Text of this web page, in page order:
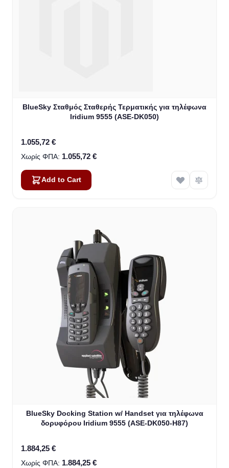
BlueSky Σταθμός Σταθερής Τερματικής για τηλέφωνα
Iridium 9555 (ASE-DK050)
1.055,72 €
1.055,72 €
Add to Cart
BlueSky Docking Station w/ Handset για τηλέφωνα
δορυφόρου Iridium 9555 (ASE-DK050-H87)
1.884,25 €
1.884,25 €